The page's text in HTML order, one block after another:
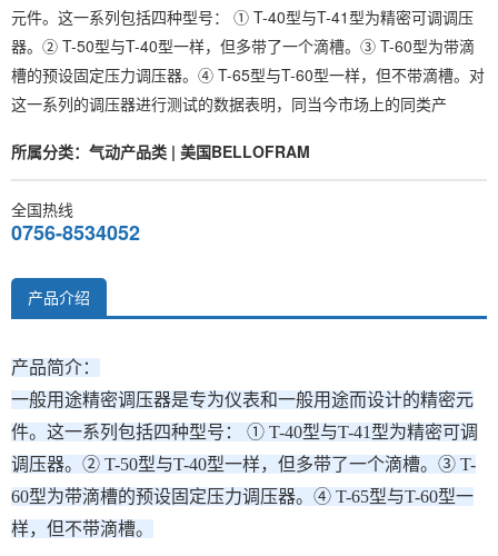
元件。这一系列包括四种型号： ① T-40型与T-41型为精密可调调压
器。② T-50型与T-40型一样，但多带了一个滴槽。③ T-60型为带滴
槽的预设固定压力调压器。④ T-65型与T-60型一样，但不带滴槽。对
这一系列的调压器进行测试的数据表明，同当今市场上的同类产
所属分类：气动产品类 | 美国BELLOFRAM
全国热线
0756-8534052
产品介绍
产品简介：
一般用途精密调压器是专为仪表和一般用途而设计的精密元
件。这一系列包括四种型号： ① T-40型与T-41型为精密可调
调压器。② T-50型与T-40型一样，但多带了一个滴槽。③ T-
60型为带滴槽的预设固定压力调压器。④ T-65型与T-60型一
样，但不带滴槽。